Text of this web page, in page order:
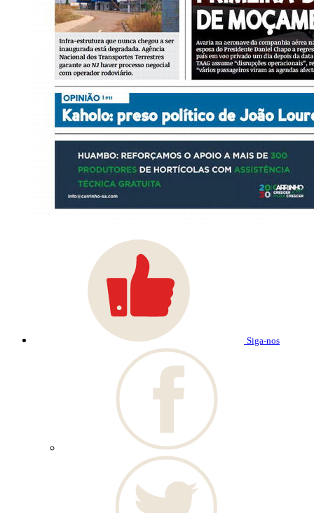
Siga-nos